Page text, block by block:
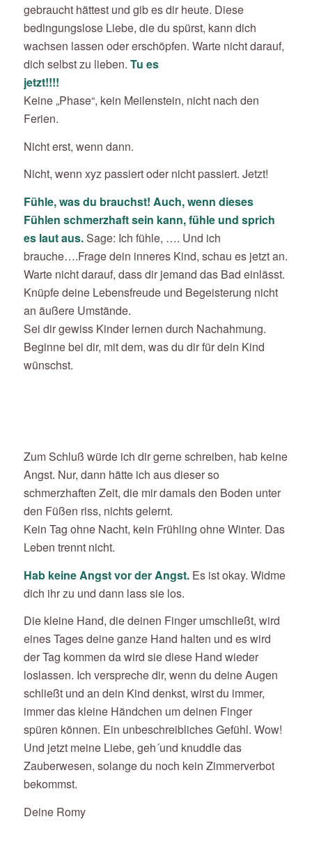
gebraucht hättest und gib es dir heute. Diese
bedingungslose Liebe, die du spürst, kann dich
wachsen lassen oder erschöpfen. Warte nicht darauf,
dich selbst zu lieben. Tu es
jetzt!!!!
Keine „Phase“, kein Meilenstein, nicht nach den
Ferien.
Nicht erst, wenn dann.
Nicht, wenn xyz passiert oder nicht passiert. Jetzt!
Fühle, was du brauchst! Auch, wenn dieses
Fühlen schmerzhaft sein kann, fühle und sprich
es laut aus.Sage: Ich fühle, …. Und ich
brauche….Frage dein inneres Kind, schau es jetzt an.
Warte nicht darauf, dass dir jemand das Bad einlässt.
Knüpfe deine Lebensfreude und Begeisterung nicht
an äußere Umstände.
Sei dir gewiss Kinder lernen durch Nachahmung.
Beginne bei dir, mit dem, was du dir für dein Kind
wünschst.
Zum Schluß würde ich dir gerne schreiben, hab keine
Angst. Nur, dann hätte ich aus dieser so
schmerzhaften Zeit, die mir damals den Boden unter
den Füßen riss, nichts gelernt.
Kein Tag ohne Nacht, kein Frühling ohne Winter. Das
Leben trennt nicht.
Hab keine Angst vor der Angst.Es ist okay. Widme
dich ihr zu und dann lass sie los.
Die kleine Hand, die deinen Finger umschließt, wird
eines Tages deine ganze Hand halten und es wird
der Tag kommen da wird sie diese Hand wieder
loslassen. Ich verspreche dir, wenn du deine Augen
schließt und an dein Kind denkst, wirst du immer,
immer das kleine Händchen um deinen Finger
spüren können. Ein unbeschreibliches Gefühl. Wow!
Und jetzt meine Liebe, geh´und knuddle das
Zauberwesen, solange du noch kein Zimmerverbot
bekommst.
Deine Romy